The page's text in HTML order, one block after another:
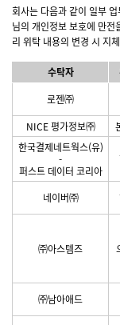
회사는 다음과 같이 일부
님의 개인정보 보호에 만전
리 위탁 내용의 변경 시 지
수탁자
로젠㈜
NICE 평가정보㈜
한국결제네트웍스(유)
-
퍼스트 데이터 코리아
네이버㈜
㈜아스템즈
㈜남아애드